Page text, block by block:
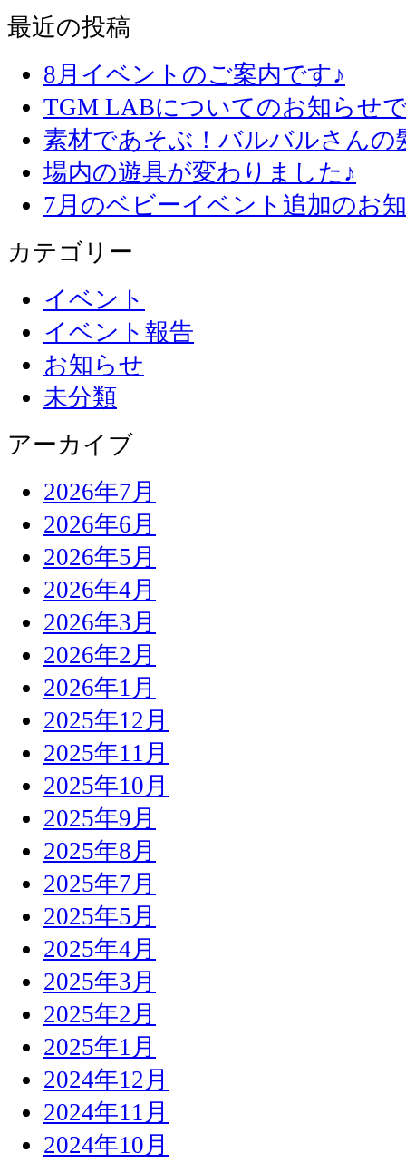
最近の投稿
8月イベントのご案内です♪
TGM LABについてのお知らせ
素材であそぶ！バルバルさん
場内の遊具が変わりました♪
7月のベビーイベント追加のお
カテゴリー
イベント
イベント報告
お知らせ
未分類
アーカイブ
2026年7月
2026年6月
2026年5月
2026年4月
2026年3月
2026年2月
2026年1月
2025年12月
2025年11月
2025年10月
2025年9月
2025年8月
2025年7月
2025年5月
2025年4月
2025年3月
2025年2月
2025年1月
2024年12月
2024年11月
2024年10月